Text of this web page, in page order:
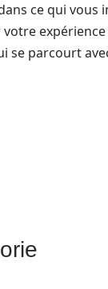
ce qui vous
se parcourt